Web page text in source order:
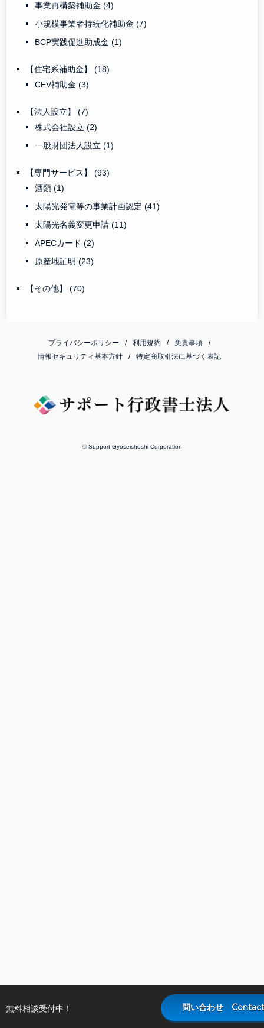
事業再構築補助金(4)
小規模事業者持続化補助金(7)
BCP実践促進助成金(1)
【住宅系補助金】(18)
CEV補助金(3)
【法人設立】(7)
株式会社設立(2)
一般財団法人設立(1)
【専門サービス】(93)
酒類(1)
太陽光発電等の事業計画認定(41)
太陽光名義変更申請(11)
APECカード(2)
原産地証明(23)
【その他】(70)
プライバシーポリシー 利用規約
免責事項
情報セキュリティ基本方針
特定商取引法に基づく表記
© Support Gyoseishoshi Corporation
無料相談受付中！ 問い合わせ